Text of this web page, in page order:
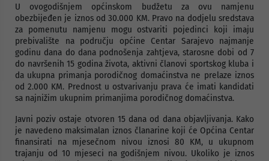
U ovogodišnjem općinskom budžetu za ovu namjenu
obezbijeđen je iznos od 30.000 KM. Pravo na dodjelu sredstava
za pomenutu namjenu mogu ostvariti pojedinci koji imaju
prebivalište na području općine Centar Sarajevo najmanje
godinu dana do dana podnošenja zahtjeva, starosne dobi od 7
do navršenih 15 godina života, aktivni članovi sportskog kluba i
da ukupna primanja porodičnog domaćinstva ne prelaze iznos
od 2.000 KM. Prednost u ostvarivanju prava će imati kandidati
sa najnižim ukupnim primanjima porodičnog domaćinstva.
Javni poziv ostaje otvoren 15 dana od dana objavljivanja. Kako
je navedeno maksimalan iznos članarine koji će Općina Centar
finansirati na mjesečnom nivou iznosi 80 KM, u ukupnom
trajanju od 10 mjeseci na godišnjem nivou. Ukoliko je iznos